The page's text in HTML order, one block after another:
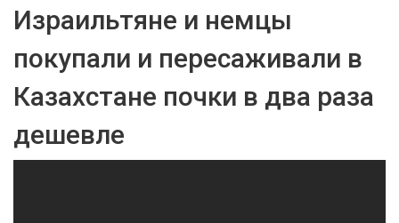
Израильтяне и немцы
покупали и пересаживали в
Казахстане почки в два раза
дешевле